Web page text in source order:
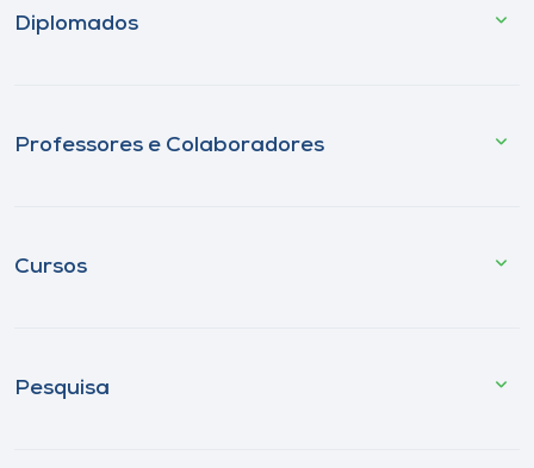
Diplomados
Professores e Colaboradores
Cursos
Pesquisa